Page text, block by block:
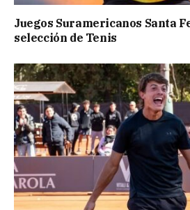
Juegos Suramericanos Santa
selección de Tenis